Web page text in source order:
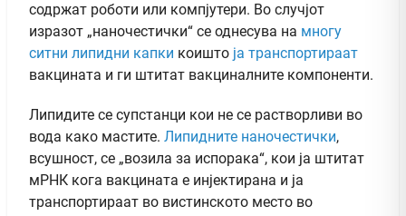
содржат роботи или компјутери. Во случјот
изразот „наночестички“ се однесува на многу
ситни липидни капки коишто ја транспортираат
вакцината и ги штитат вакциналните компоненти.
Липидите се супстанци кои не се растворливи во
вода како мастите. Липидните наночестички,
всушност, се „возила за испорака“, кои ја штитат
мРНК кога вакцината е инјектирана и ја
транспортираат во вистинското место во